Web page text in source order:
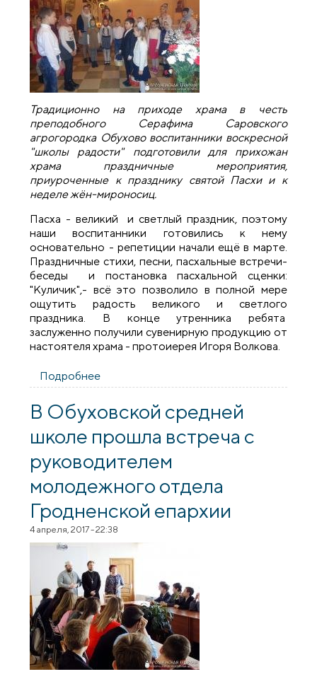
Традиционно на приходе храма в честь
преподобного Серафима Саровского
агрогородка Обухово воспитанники воскресной
"школы радости" подготовили для прихожан
храма праздничные мероприятия,
приуроченные к празднику святой Пасхи и к
неделе жён-мироносиц.
Пасха - великий и светлый праздник, поэтому
наши воспитанники готовились к нему
основательно - репетиции начали ещё в марте.
Праздничные стихи, песни, пасхальные встречи-
беседы и постановка пасхальной сценки:
"Куличик",- всё это позволило в полной мере
ощутить радость великого и светлого
праздника. В конце утренника ребята
заслуженно получили сувенирную продукцию от
настоятеля храма - протоиерея Игоря Волкова.
Подробнее
прп. Серафима Саровского агрогородка
В Обуховской средней
школе прошла встреча с
руководителем
молодежного отдела
Гродненской епархии
4 апреля, 2017 - 22:38